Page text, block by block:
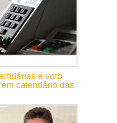
e voto
calendário das